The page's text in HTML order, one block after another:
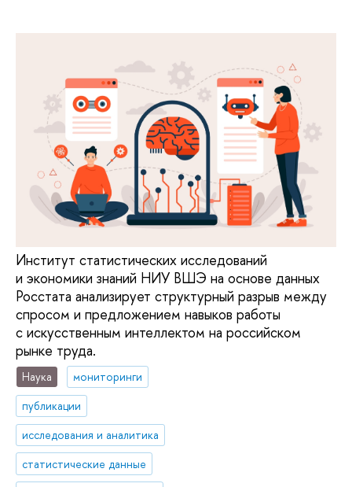
Институт статистических исследований
и экономики знаний НИУ ВШЭ на основе данных
Росстата анализирует структурный разрыв между
спросом и предложением навыков работы
с искусственным интеллектом на российском
рынке труда.
Наука
мониторинги
публикации
исследования и аналитика
статистические данные